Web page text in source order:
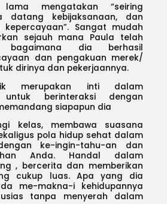
mengatakan “seiring
datang kebijaksanaan, dan
Sangat mudah
sejauh mana Paula telah
bagaimana dia berhasil
dan pengakuan merek/
dirinya dan pekerjaannya.
merupakan inti dalam
berinteraksi dengan
siapapun dia
kelas, membawa suasana
pola hidup sehat dalam
ke-ingin-tahu-an dan
Anda. Handal dalam
, bercerita dan memberikan
cukup luas. Apa yang dia
me-makna-i kehidupannya
tanpa menyerah dalam